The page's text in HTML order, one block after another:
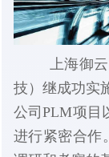
上海御云
技 ）继成功实
公司PLM项目
进行紧密合作